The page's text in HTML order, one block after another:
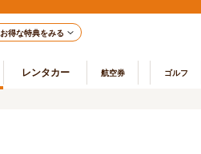
お得な特典をみる
レンタカー 航空券 ゴルフ